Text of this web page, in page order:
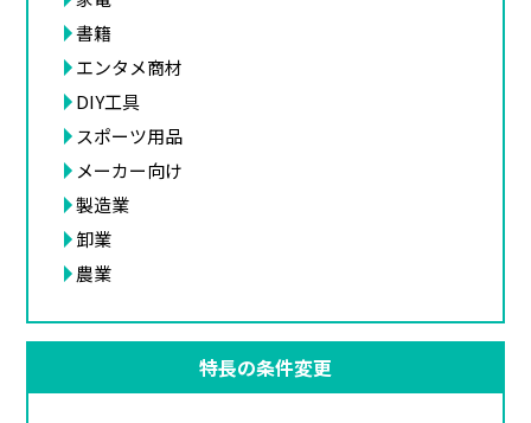
書籍
エンタメ商材
DIY工具
スポーツ用品
メーカー向け
製造業
卸業
農業
特長の条件変更